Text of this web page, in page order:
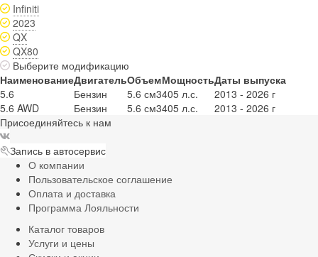
Infiniti
2023
QX
QX80
Выберите модификацию
НаименованиеДвигательОбъемМощностьДаты выпуска
5.6
Бензин 5.6 см3405 л.с.
2013 - 2026 г
5.6 AWD
Бензин 5.6 см3405 л.с.
2013 - 2026 г
Присоединяйтесь к нам
Запись в автосервис
О компании
Пользовательское соглашение
Оплата и доставка
Программа Лояльности
Каталог товаров
Услуги и цены